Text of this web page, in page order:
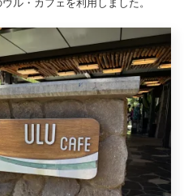
ル・カフェを利用しました。